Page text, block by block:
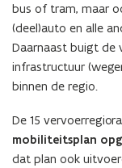
bus of tram, maar
(deel)auto en alle
Daarnaast buigt de
infrastructuur
binnen de regio.
De 15
mobiliteitsplan
dat plan ook